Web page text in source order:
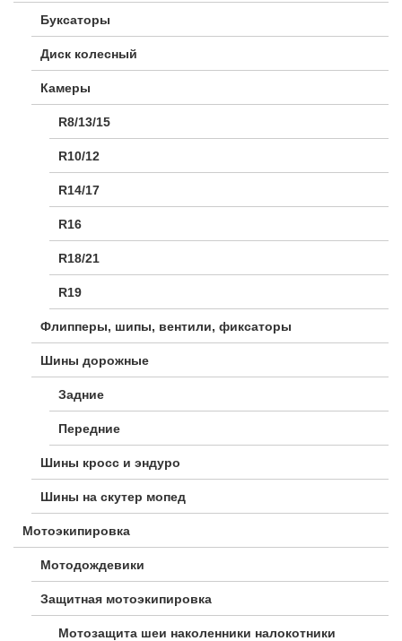
Буксаторы
Диск колесный
Камеры
R8/13/15
R10/12
R14/17
R16
R18/21
R19
Флипперы, шипы, вентили, фиксаторы
Шины дорожные
Задние
Передние
Шины кросс и эндуро
Шины на скутер мопед
Мотоэкипировка
Мотодождевики
Защитная мотоэкипировка
Мотозащита шеи наколенники налокотники